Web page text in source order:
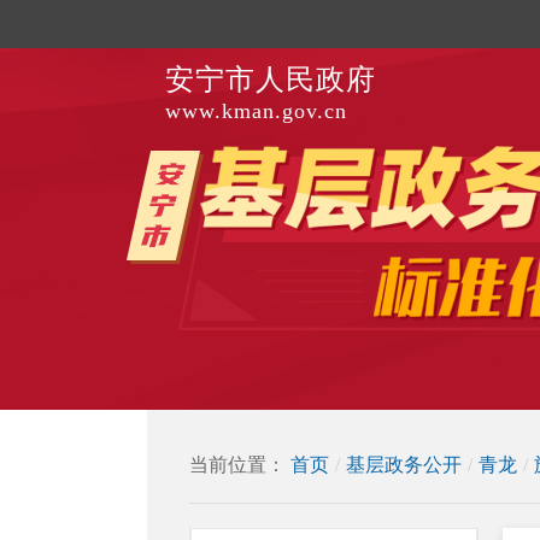
安宁市人民政府
www.kman.gov.cn
当前位置： 首页 / 基层政务公开 / 青龙 /